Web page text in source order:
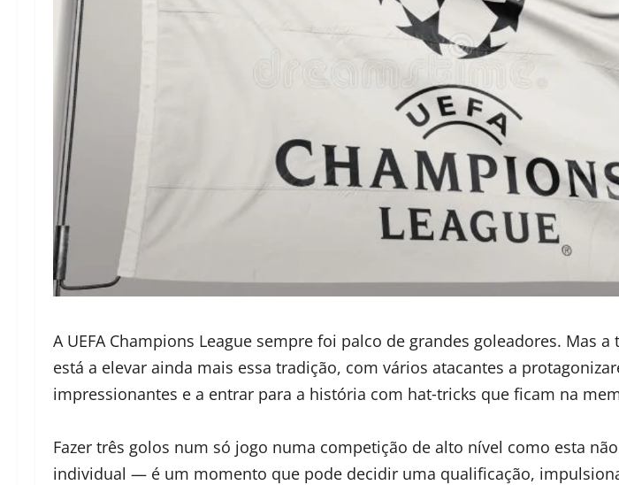
A UEFA Champions League sempre foi palco de grandes goleadores. Mas
está a elevar ainda mais essa tradição, com vários atacantes a
impressionantes e a entrar para a história com hat‑tricks que ficam na
Fazer três golos num só jogo numa competição de alto nível como esta
individual — é um momento que pode decidir uma qualificação,